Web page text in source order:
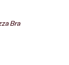
Bra